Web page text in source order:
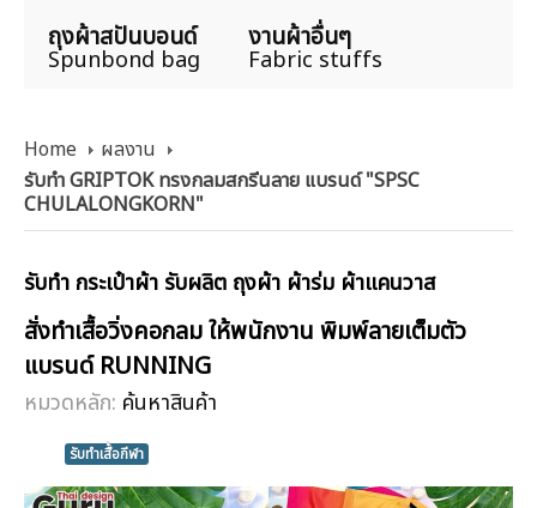
ถุงผ้าสปันบอนด์
Spunbond bag
งานผ้าอื่นๆ
Fabric stuffs
Home
ผลงาน
รับทำ GRIPTOK ทรงกลมสกรีนลาย แบรนด์ "SPSC
CHULALONGKORN"
รับทำ กระเป๋าผ้า รับผลิต ถุงผ้า ผ้าร่ม ผ้าแคนวาส
สั่งทำเสื้อวิ่งคอกลม ให้พนักงาน พิมพ์ลายเต็มตัว
แบรนด์ RUNNING
หมวดหลัก: ค้นหาสินค้า
รับทำเสื้อกีฬา